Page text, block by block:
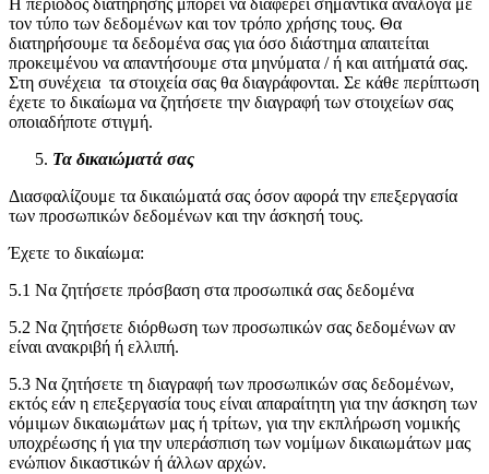
Η περίοδος διατήρησης μπορεί να διαφέρει σημαντικά ανάλογα με
τον τύπο των δεδομένων και τον τρόπο χρήσης τους. Θα
διατηρήσουμε τα δεδομένα σας για όσο διάστημα απαιτείται
προκειμένου να απαντήσουμε στα μηνύματα / ή και αιτήματά σας.
Στη συνέχεια τα στοιχεία σας θα διαγράφονται. Σε κάθε περίπτωση
έχετε το δικαίωμα να ζητήσετε την διαγραφή των στοιχείων σας
οποιαδήποτε στιγμή.
Τα δικαιώματά σας
Διασφαλίζουμε τα δικαιώματά σας όσον αφορά την επεξεργασία
των προσωπικών δεδομένων και την άσκησή τους.
Έχετε το δικαίωμα:
5.1 Να ζητήσετε πρόσβαση στα προσωπικά σας δεδομένα
5.2 Να ζητήσετε διόρθωση των προσωπικών σας δεδομένων αν
είναι ανακριβή ή ελλιπή.
5.3 Να ζητήσετε τη διαγραφή των προσωπικών σας δεδομένων,
εκτός εάν η επεξεργασία τους είναι απαραίτητη για την άσκηση των
νόμιμων δικαιωμάτων μας ή τρίτων, για την εκπλήρωση νομικής
υποχρέωσης ή για την υπεράσπιση των νομίμων δικαιωμάτων μας
ενώπιον δικαστικών ή άλλων αρχών.